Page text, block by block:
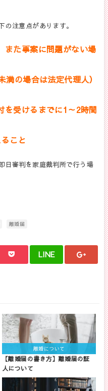
の注意点があります。
また事案に問題がない場
の場合は法定代理人）
を受けるまでに1～2時間
こと
日審判を家庭裁判所で行う場
離婚届
LINE
離婚について
【離婚届の書き方】離婚届の証
人について